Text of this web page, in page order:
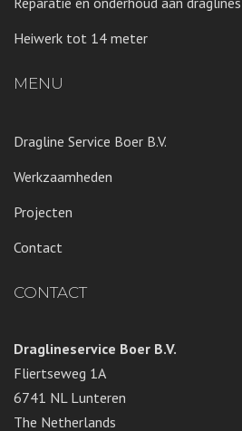
Heiwerk tot 14 meter
MENU
Dragline Service Boer B.V.
Werkzaamheden
Projecten
Contact
CONTACT
Draglineservice Boer B.V.
Fliertseweg 1A
6741 NL Lunteren
The Netherlands